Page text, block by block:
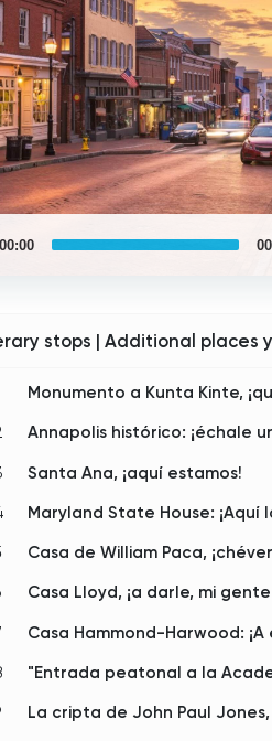
00:00
stops | Additional
Monumento a Kunta Kinte,
Annapolis histórico: ¡échale
Santa Ana, ¡aquí estamos!
Maryland State House:
Casa de William Paca,
Casa Lloyd, ¡a darle, mi
Casa Hammond-Harwood:
"Entrada peatonal a la
La cripta de John Paul Jones,